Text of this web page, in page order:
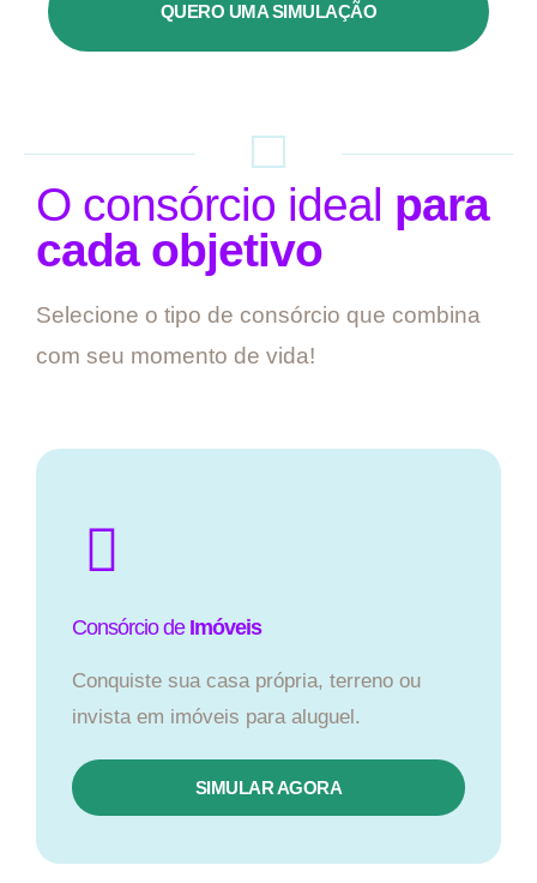
QUERO UMA SIMULAÇÃO
O consórcio ideal para
cada objetivo
Selecione o tipo de consórcio que combina
com seu momento de vida!
Consórcio de Imóveis
Conquiste sua casa própria, terreno ou
invista em imóveis para aluguel.
SIMULAR AGORA​